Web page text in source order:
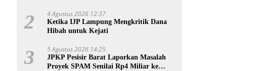
2 4 Agustus 2026 12:37
Ketika IJP Lampung Mengkritik Dana
Hibah untuk Kejati
3 5 Agustus 2026 14:25
JPKP Pesisir Barat Laporkan Masalah
Proyek SPAM Senilai Rp4 Miliar ke